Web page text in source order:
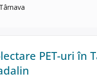
Târnava
PET-uri în